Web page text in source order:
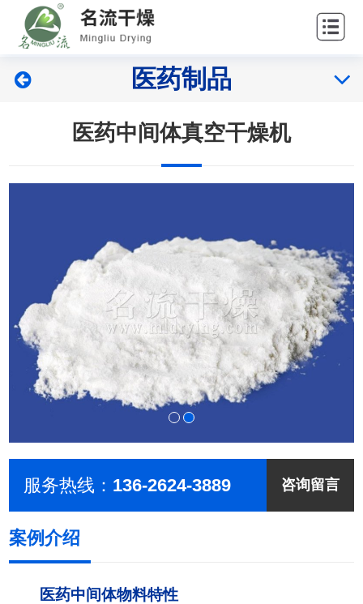
产
案
示
中
务联
医药制品
医药中间体真空干燥机
服务热线： 136-2624-3889 咨询留言
案例介绍
医药中间体物料特性